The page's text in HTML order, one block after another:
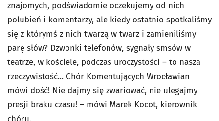
znajomych, podświadomie oczekujemy od nich
polubień i komentarzy, ale kiedy ostatnio spotkaliśmy
się z którymś z nich twarzą w twarz i zamieniliśmy
parę słów? Dzwonki telefonów, sygnały smsów w
teatrze, w kościele, podczas uroczystości – to nasza
rzeczywistość... Chór Komentujących Wrocławian
mówi dość! Nie dajmy się zwariować, nie ulegajmy
presji braku czasu! – mówi Marek Kocot, kierownik
chóru.